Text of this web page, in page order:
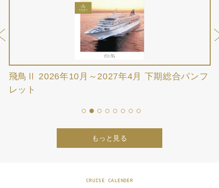
飛鳥Ⅱ 2026年10月～2027年4月 下期総合パンフ
レット
1 2 3 4 5 6 7 8
もっと見る
CRUISE CALENDER